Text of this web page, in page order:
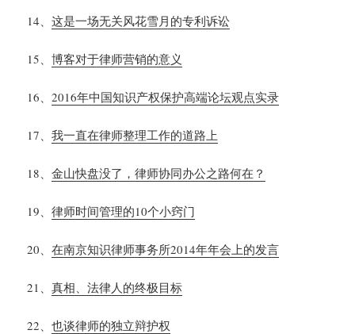
14 、这是一场无关风花雪月的专利诉讼
15 、博客对于律师营销的意义
16 、2016年中国知识产权保护高端论坛观点实录
17 、我一直在律师整理工作的道路上
18 、金山快盘没了，律师协同办公之路何在？
19 、律师时间管理的10个小窍门
20 、在南京知识律师事务所2014年年会上的发言
21 、真相、法律人的终极目标
22 、也谈律师的独立辩护权